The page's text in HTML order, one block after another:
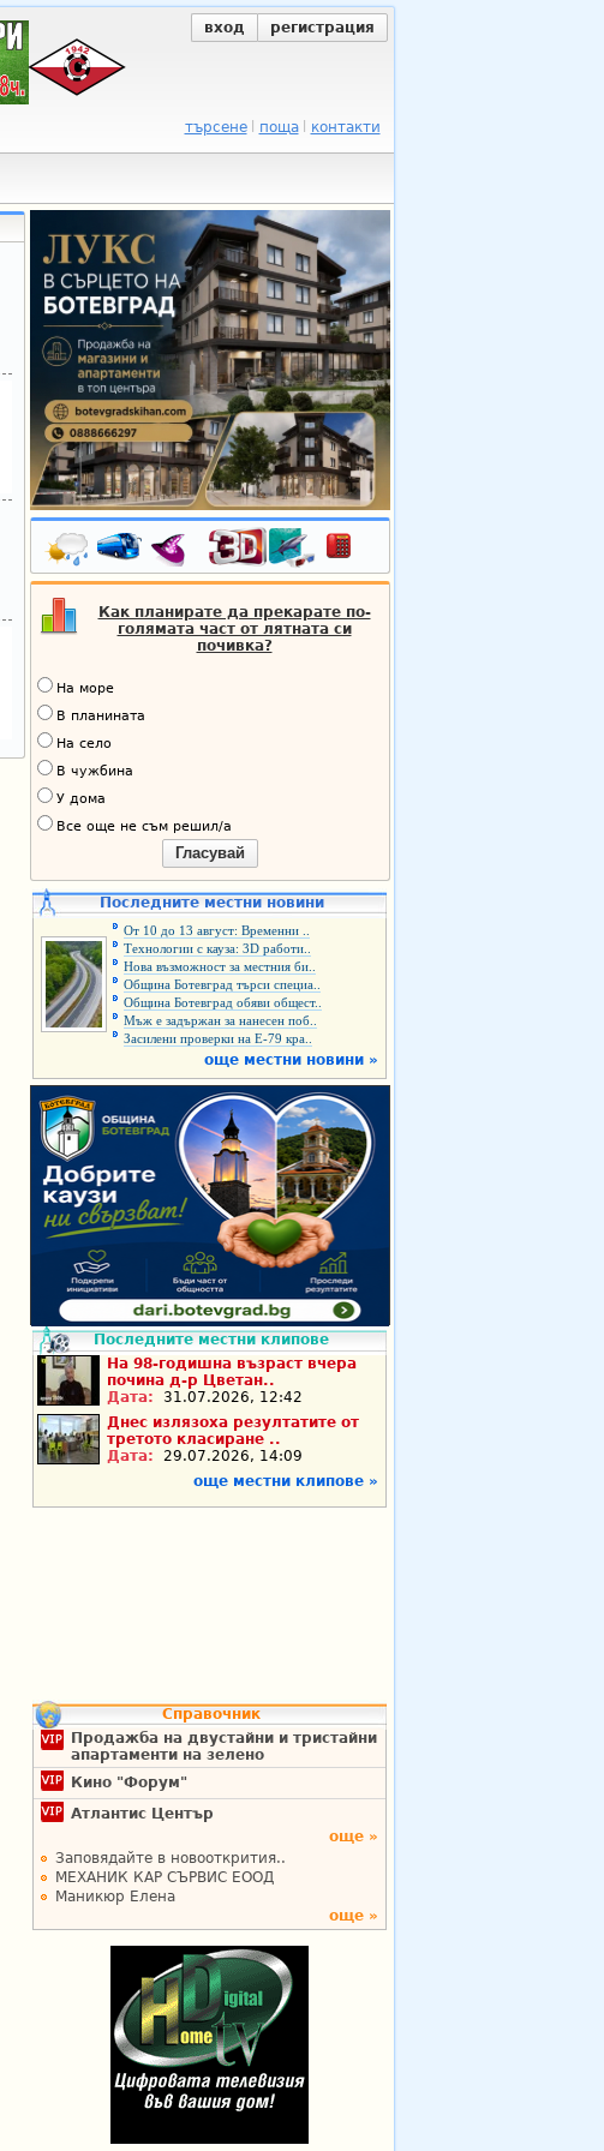
вход регистрация
търсене поща контакти
Как планирате да прекарате по-
голямата част от лятната си
почивка?
На море
В планината
На село
В чужбина
У дома
Все още не съм решил/а
Гласувай
Последните местни новини
От 10 до 13 август: Временни ..
Технологии с кауза: 3D работи..
Нова възможност за местния би..
Община Ботевград търси специа..
Община Ботевград обяви общест..
Мъж е задържан за нанесен поб..
Засилени проверки на Е-79 кра..
още местни новини »
Последните местни клипове
На 98-годишна възраст вчера
почина д-р Цветан..
Дата:
31.07.2026, 12:42
Днес излязоха резултатите от
третото класиране ..
Дата:
29.07.2026, 14:09
още местни клипове »
Справочник
Продажба на двустайни и тристайни
апартаменти на зелено
Кино "Форум"
Атлантис Център
още »
Заповядайте в новооткрития..
МЕХАНИК КАР СЪРВИС ЕООД
Маникюр Елена
още »